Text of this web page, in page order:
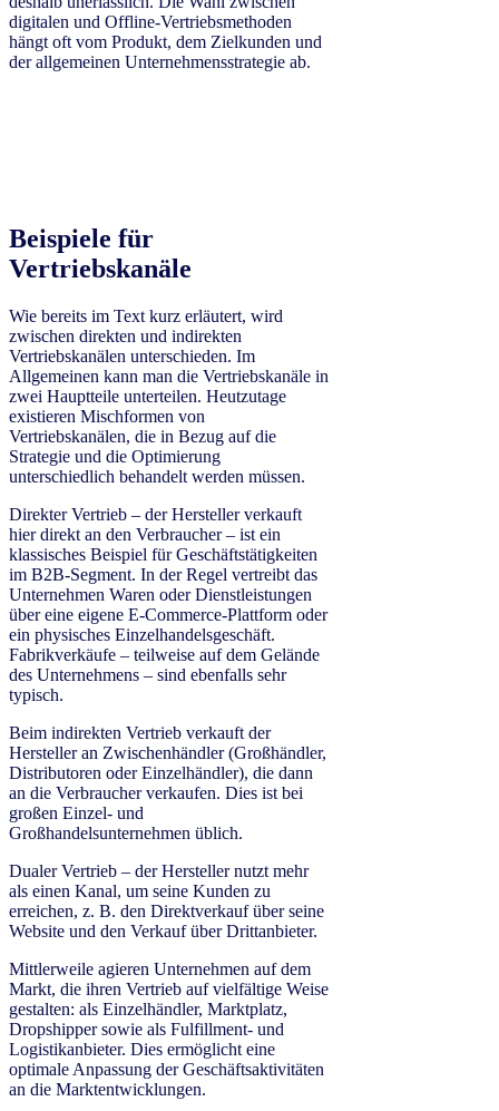
digitalen und Offline-Vertriebsmethoden
hängt oft vom Produkt, dem Zielkunden und
der allgemeinen Unternehmensstrategie ab.
Beispiele für
Vertriebskanäle
Wie bereits im Text kurz erläutert, wird
zwischen direkten und indirekten
Vertriebskanälen unterschieden. Im
Allgemeinen kann man die Vertriebskanäle in
zwei Hauptteile unterteilen. Heutzutage
existieren Mischformen von
Vertriebskanälen, die in Bezug auf die
Strategie und die Optimierung
unterschiedlich behandelt werden müssen.
Direkter Vertrieb – der Hersteller verkauft
hier direkt an den Verbraucher – ist ein
klassisches Beispiel für Geschäftstätigkeiten
im B2B-Segment. In der Regel vertreibt das
Unternehmen Waren oder Dienstleistungen
über eine eigene E-Commerce-Plattform oder
ein physisches Einzelhandelsgeschäft.
Fabrikverkäufe – teilweise auf dem Gelände
des Unternehmens – sind ebenfalls sehr
typisch.
Beim indirekten Vertrieb verkauft der
Hersteller an Zwischenhändler (Großhändler,
Distributoren oder Einzelhändler), die dann
an die Verbraucher verkaufen. Dies ist bei
großen Einzel- und
Großhandelsunternehmen üblich.
Dualer Vertrieb – der Hersteller nutzt mehr
als einen Kanal, um seine Kunden zu
erreichen, z. B. den Direktverkauf über seine
Website und den Verkauf über Drittanbieter.
Mittlerweile agieren Unternehmen auf dem
Markt, die ihren Vertrieb auf vielfältige Weise
gestalten: als Einzelhändler, Marktplatz,
Dropshipper sowie als Fulfillment- und
Logistikanbieter. Dies ermöglicht eine
optimale Anpassung der Geschäftsaktivitäten
an die Marktentwicklungen.